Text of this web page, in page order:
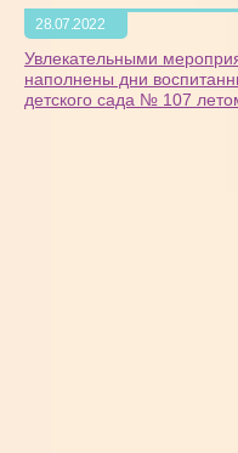
28.07.2022
Увлекательными
наполнены дни
детского сада № 107